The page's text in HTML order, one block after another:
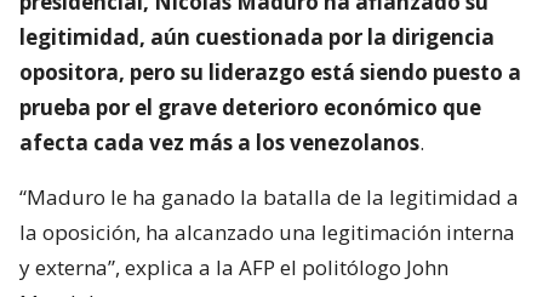
legitimidad, aún cuestionada por la dirigencia
opositora, pero su liderazgo está siendo puesto a
prueba por el grave deterioro económico que
afecta cada vez más a los venezolanos.
“Maduro le ha ganado la batalla de la legitimidad a
la oposición, ha alcanzado una legitimación interna
y externa”, explica a la AFP el politólogo John